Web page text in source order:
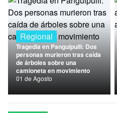
Regional
Tragedia en Panguipulli: Dos
personas murieron tras caída
de árboles sobre una
camioneta en movimiento
01 de Agosto